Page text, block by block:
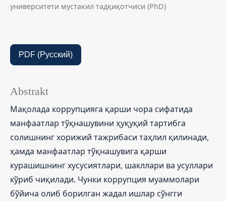
университети мустакил тадқиқотчиси (PhD)
PDF (Русский)
Abstrakt
Мақолада коррупцияга қарши чора сифатида
манфаатлар тўқнашувини ҳуқуқий тартибга
солишнинг хорижий тажрибаси таҳлил қилинади,
ҳамда манфаатлар тўқнашувига қарши
курашишнинг хусусиятлари, шакллари ва усуллари
кўриб чиқилади. Чунки коррупция муаммолари
бўйича олиб борилган жадал ишлар сўнгги